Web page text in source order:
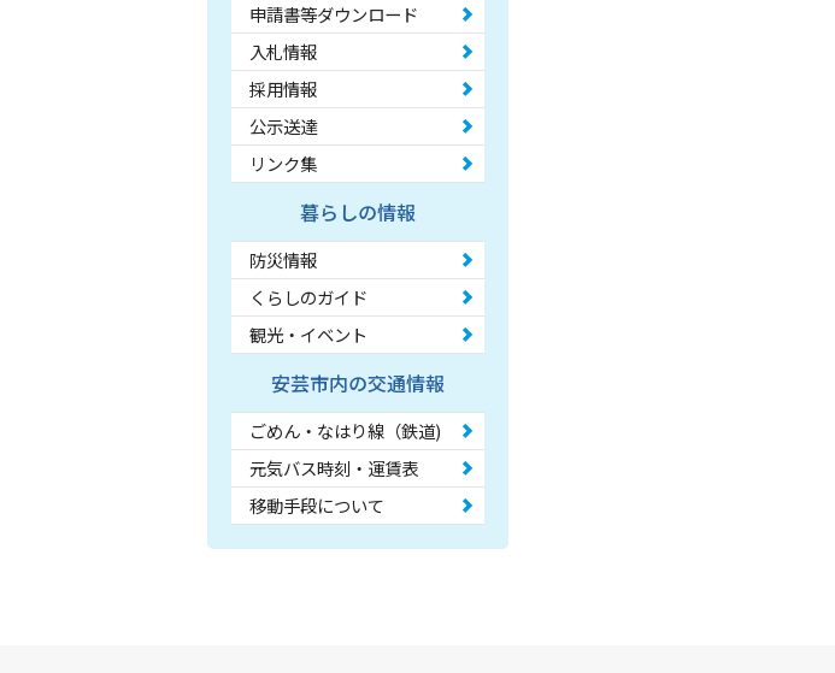
申請書等ダウンロード
入札情報
採用情報
公示送達
リンク集
暮らしの情報
防災情報
くらしのガイド
観光・イベント
安芸市内の交通情報
ごめん・なはり線（鉄道)
元気バス時刻・運賃表
移動手段について